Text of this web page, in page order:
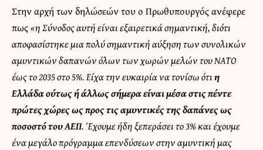
Στην αρχή των δηλώσεών του ο Πρωθυπουργός ανέφερε
πως«η Σύνοδος αυτή είναι εξαιρετικά σημαντική, διότι
αποφασίστηκε μια πολύ σημαντική αύξηση των συνολικών
αμυντικών δαπανών όλων των χωρών μελών του ΝΑΤΟ
έως το 2035 στο 5%. Είχα την ευκαιρία να τονίσω ότιη
Ελλάδα ούτως ή άλλως σήμερα είναι μέσα στις πέντε
πρώτες χώρες ως προς τις αμυντικές της δαπάνες ως
ποσοστό του ΑΕΠ. Έχουμε ήδη ξεπεράσει το 3% και έχουμε
ένα μεγάλο πρόγραμμα επενδύσεων στην αμυντική μας